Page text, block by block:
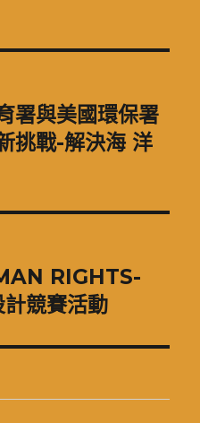
署與美國環保署
挑戰-解決海 洋
RIGHTS-
競賽活動